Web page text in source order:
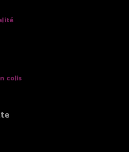
colis